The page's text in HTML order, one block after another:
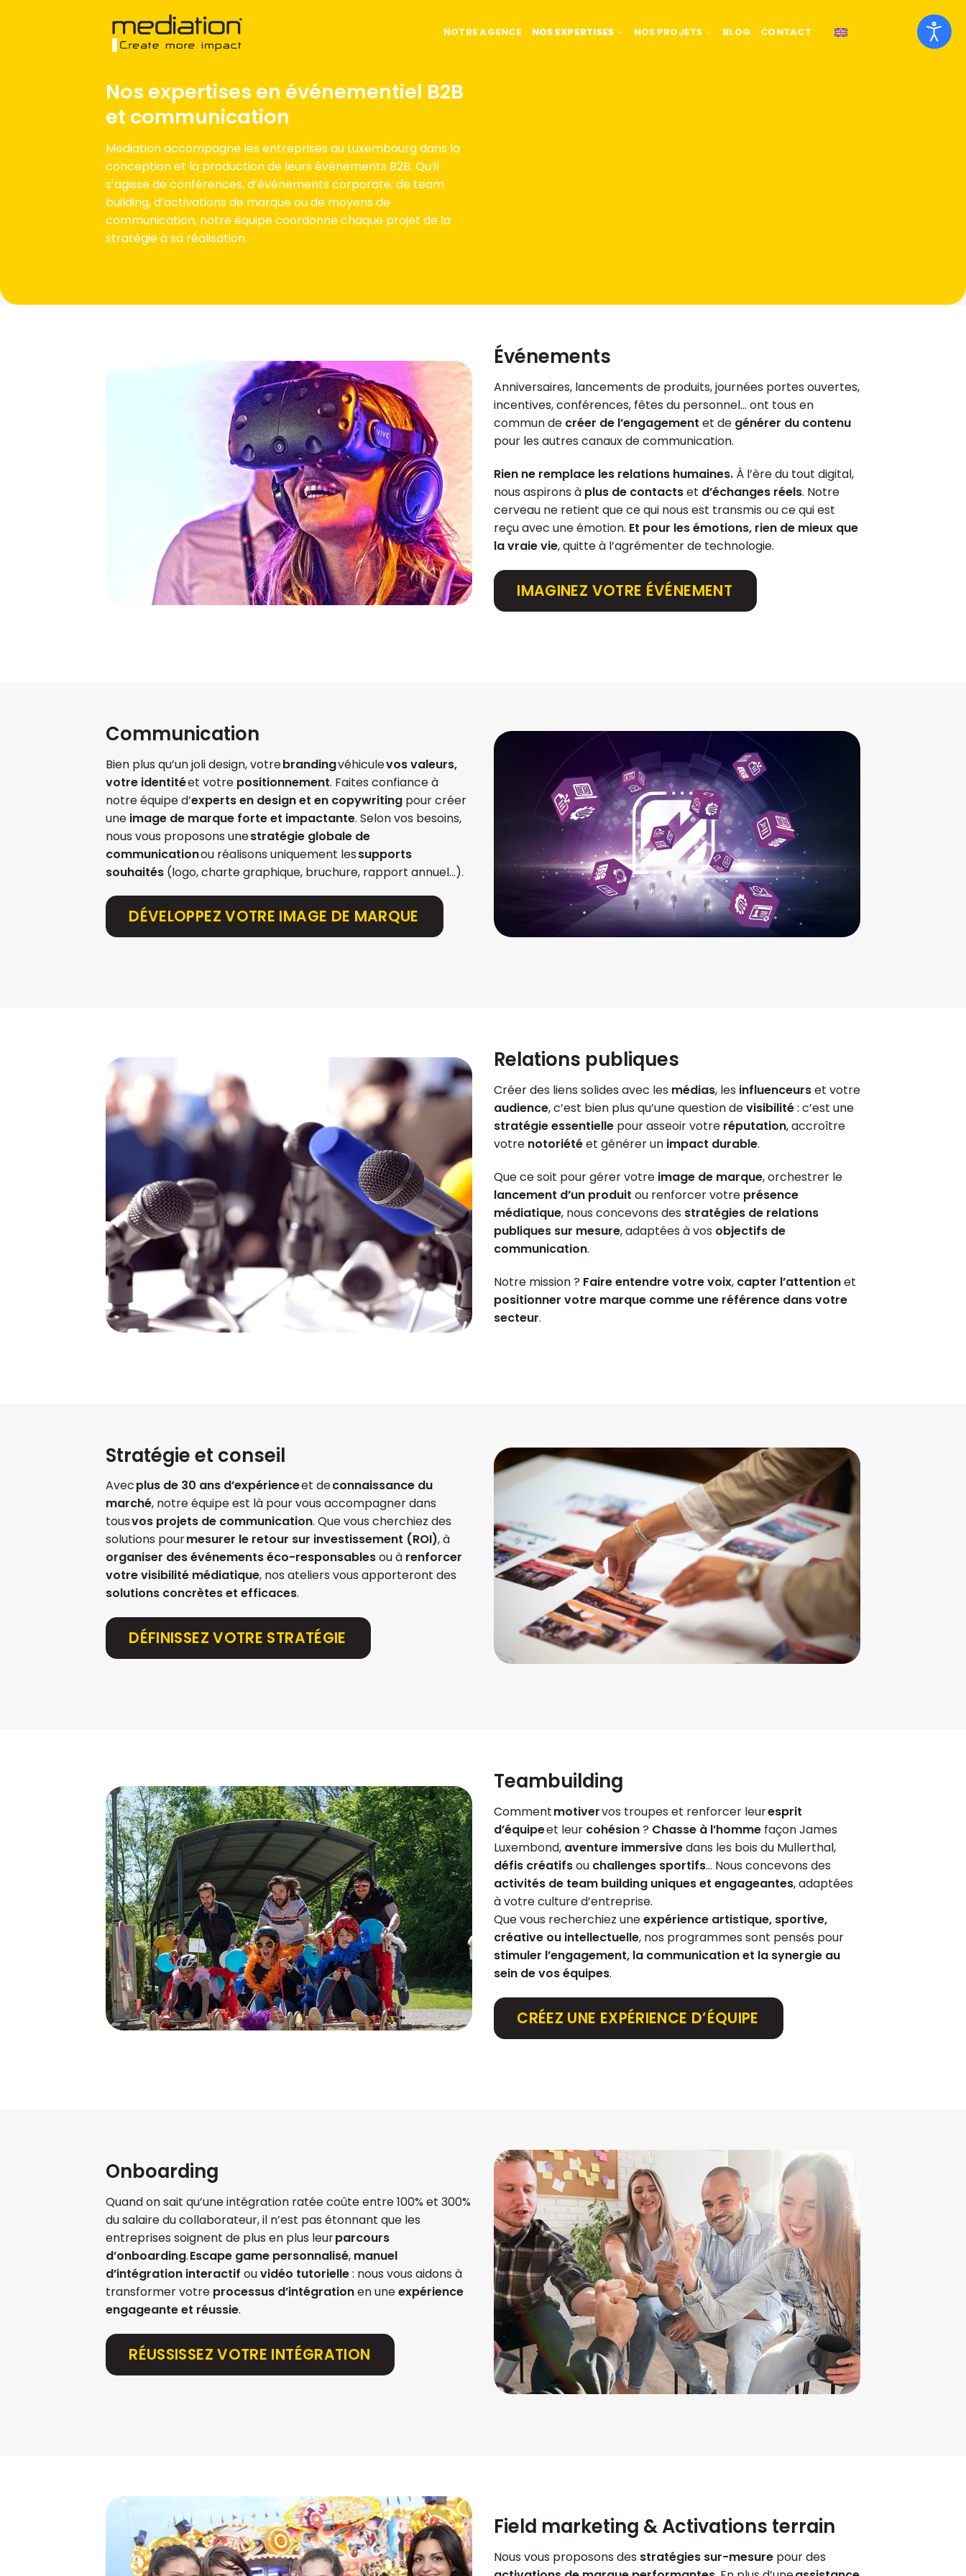
NOTRE AGENCE NOS EXPERTISES NOS PROJETS BLOG CONTACT
Nos expertises en événementiel B2B
et communication
Mediation accompagne les entreprises au Luxembourg dans la
conception et la production de leurs événements B2B. Qu’il
s’agisse de conférences, d’événements corporate, de team
building, d’activations de marque ou de moyens de
communication, notre équipe coordonne chaque projet de la
stratégie à sa réalisation.
Événements
Anniversaires, lancements de produits, journées portes ouvertes,
incentives, conférences, fêtes du personnel… ont tous en
commun de créer de l’engagement et de générer du contenu
pour les autres canaux de communication.
Rien ne remplace les relations humaines. À l’ère du tout digital,
nous aspirons à plus de contactset d’échanges réels. Notre
cerveau ne retient que ce qui nous est transmis ou ce qui est
reçu avec une émotion. Et pour les émotions, rien de mieux que
la vraie vie, quitte à l’agrémenter de technologie.
IMAGINEZ VOTRE ÉVÉNEMENT
Communication
Bien plus qu’un joli design, votrebrandingvéhiculevos valeurs,
votre identitéet votre positionnement. Faites confiance à
notre équipe d’experts en design et en copywriting pour créer
une image de marque forte et impactante. Selon vos besoins,
nous vous proposons unestratégie globale de
communicationou réalisons uniquement lessupports
souhaités (logo, charte graphique, bruchure, rapport annuel…).
DÉVELOPPEZ VOTRE IMAGE DE MARQUE
Relations publiques
Créer des liens solides avec les médias, les influenceurset votre
audience, c’est bien plus qu’une question devisibilité: c’est une
stratégie essentielle pour asseoir votre réputation, accroître
votre notoriétéet générer un impact durable.
Que ce soit pour gérer votre image de marque, orchestrer le
lancement d’un produit ou renforcer votre présence
médiatique, nous concevons des stratégies de relations
publiques sur mesure, adaptées à vos objectifs de
communication.
Notre mission ? Faire entendre votre voix, capter l’attentionet
positionner votre marque comme une référence dans votre
secteur.
Stratégie et conseil
Avecplus de 30 ans d’expérienceet deconnaissance du
marché, notre équipe est là pour vous accompagner dans
tousvos projets de communication. Que vous cherchiez des
solutions pourmesurer le retour sur investissement (ROI), à
organiser des événements éco-responsablesou à renforcer
votre visibilité médiatique, nos ateliers vous apporteront des
solutions concrètes et efficaces.
DÉFINISSEZ VOTRE STRATÉGIE
Teambuilding
Commentmotivervos troupes et renforcer leuresprit
d’équipeet leur cohésion? Chasse à l’homme façon James
Luxembond, aventure immersivedans les bois du Mullerthal,
défis créatifsou challenges sportifs… Nous concevons des
activités de team building uniques et engageantes, adaptées
à votre culture d’entreprise.
Que vous recherchiez uneexpérience artistique, sportive,
créative ou intellectuelle, nos programmes sont pensés pour
stimuler l’engagement, la communication et la synergie au
sein de vos équipes.
CRÉEZ UNE EXPÉRIENCE D’ÉQUIPE
Onboarding
Quand on sait qu’une intégration ratée coûte entre 100% et 300%
du salaire du collaborateur, il n’est pas étonnant que les
entreprises soignent de plus en plus leurparcours
d’onboarding.Escape game personnalisé, manuel
d’intégration interactif ouvidéo tutorielle: nous vous aidons à
transformer votre processus d’intégrationen uneexpérience
engageante et réussie.
RÉUSSISSEZ VOTRE INTÉGRATION
Field marketing & Activations terrain
Nous vous proposons des stratégies sur-mesure pour des